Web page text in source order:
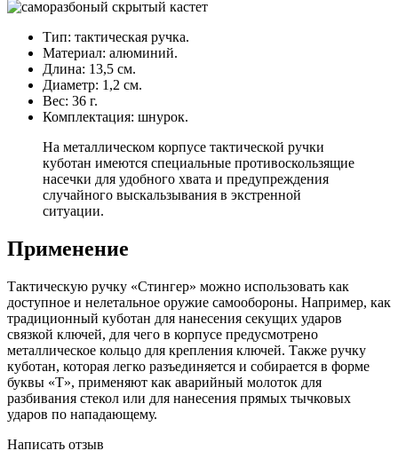
Тип: тактическая ручка.
Материал: алюминий.
Длина: 13,5 см.
Диаметр: 1,2 см.
Вес: 36 г.
Комплектация: шнурок.
На металлическом корпусе тактической ручки
куботан имеются специальные противоскользящие
насечки для удобного хвата и предупреждения
случайного выскальзывания в экстренной
ситуации.
Применение
Тактическую ручку «Стингер» можно использовать как
доступное и нелетальное оружие самообороны. Например, как
традиционный куботан для нанесения секущих ударов
связкой ключей, для чего в корпусе предусмотрено
металлическое кольцо для крепления ключей. Также ручку
куботан, которая легко разъединяется и собирается в форме
буквы «Т», применяют как аварийный молоток для
разбивания стекол или для нанесения прямых тычковых
ударов по нападающему.
Написать отзыв